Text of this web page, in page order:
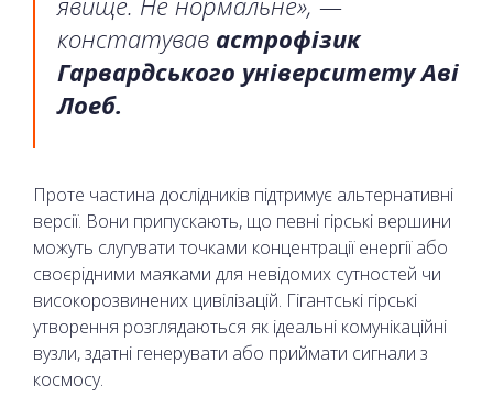
констатував астрофізик
Гарвардського університету Аві
Лоеб.
Проте частина дослідників підтримує альтернативні
версії. Вони припускають, що певні гірські вершини
можуть слугувати точками концентрації енергії або
своєрідними маяками для невідомих сутностей чи
високорозвинених цивілізацій. Гігантські гірські
утворення розглядаються як ідеальні комунікаційні
вузли, здатні генерувати або приймати сигнали з
космосу.